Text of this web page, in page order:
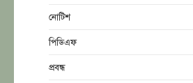
নোটিশ
পিডিএফ
প্রবন্ধ